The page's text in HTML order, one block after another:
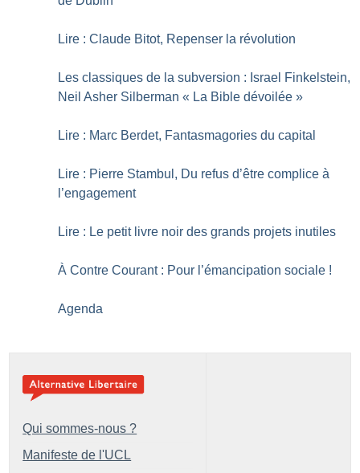
Lire : Claude Bitot, Repenser la révolution
Les classiques de la subversion : Israel Finkelstein,
Neil Asher Silberman « La Bible dévoilée »
Lire : Marc Berdet, Fantasmagories du capital
Lire : Pierre Stambul, Du refus d’être complice à
l’engagement
Lire : Le petit livre noir des grands projets inutiles
À Contre Courant : Pour l’émancipation sociale !
Agenda
Qui sommes-nous ?
Manifeste de l'UCL